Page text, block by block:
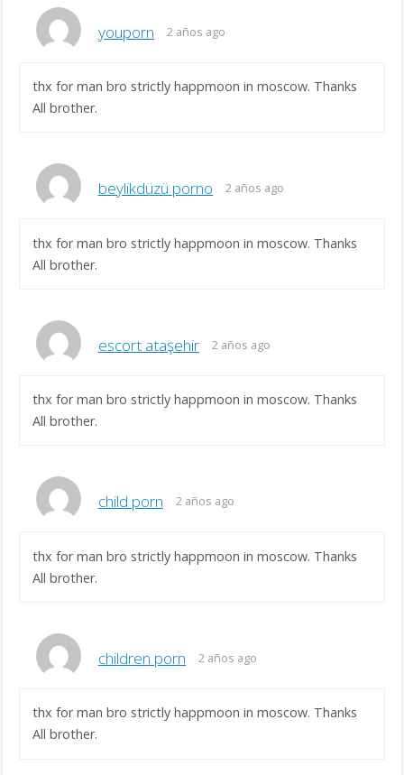
youporn 2 años ago
thx for man bro strictly happmoon in moscow. Thanks
All brother.
beylikdüzü porno 2 años ago
thx for man bro strictly happmoon in moscow. Thanks
All brother.
escort ataşehir 2 años ago
thx for man bro strictly happmoon in moscow. Thanks
All brother.
child porn 2 años ago
thx for man bro strictly happmoon in moscow. Thanks
All brother.
children porn 2 años ago
thx for man bro strictly happmoon in moscow. Thanks
All brother.